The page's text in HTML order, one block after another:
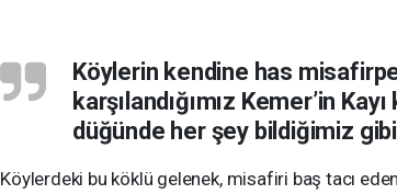
Köylerin kendine has
karşılandığımız Kemer’in
düğünde her şey bildiğimiz
Köylerdeki bu köklü gelenek, misafiri baş tacı